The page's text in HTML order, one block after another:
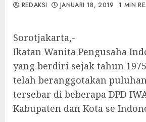
REDAKSI JANUARI 18, 2019 1 MIN
Sorotjakarta,-
Ikatan Wanita Pengusaha
yang berdiri sejak tahun
telah beranggotakan
tersebar di beberapa DPD
Kabupaten dan Kota se